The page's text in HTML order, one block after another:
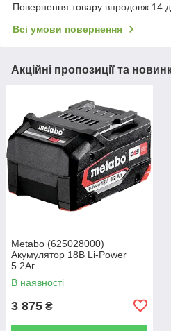
Повернення товару впродовж 14
Всі умови повернення
Акційні пропозиції та
Metabo (625028000)
Акумулятор 18В Li-Power
5.2Аг
В наявності
3 875 ₴